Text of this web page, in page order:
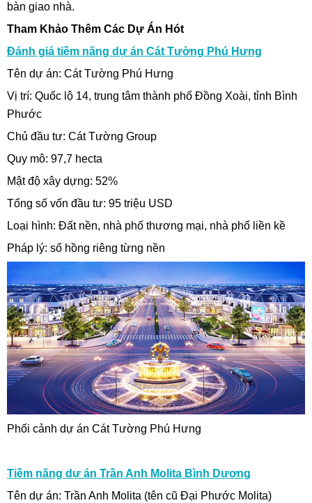
bàn giao nhà.
Tham Khảo Thêm Các Dự Án Hót
Đánh giá tiềm năng dự án Cát Tường Phú Hưng
Tên dự án: Cát Tường Phú Hưng
Vị trí: Quốc lộ 14, trung tâm thành phố Đồng Xoài, tỉnh Bình
Phước
Chủ đầu tư: Cát Tường Group
Quy mô: 97,7 hecta
Mật độ xây dựng: 52%
Tổng số vốn đầu tư: 95 triệu USD
Loại hình: Đất nền, nhà phố thương mại, nhà phố liền kề
Pháp lý: sổ hồng riêng từng nền
Phối cảnh dự án Cát Tường Phú Hưng
Tiềm năng dự án Trần Anh Molita Bình Dương
Tên dự án: Trần Anh Molita (tên cũ Đại Phước Molita)